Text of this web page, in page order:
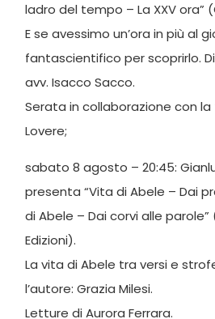
ladro del tempo – La XXV ora”
E se avessimo un’ora in più al
fantascientifico per scoprirlo.
avv. Isacco Sacco.
Serata in collaborazione con
Lovere;
sabato 8 agosto – 20:45:
presenta “Vita di Abele – Dai
di Abele – Dai corvi alle
Edizioni).
La vita di Abele tra versi e
l’autore: Grazia Milesi.
Letture di Aurora Ferrara.